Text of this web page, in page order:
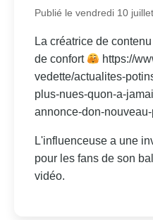
Publié le vendredi 10
La créatrice de
de confort
https://
vedette/actualites-
plus-nues-quon-a-
annonce-don-
L'influenceuse a une
pour les fans de son
vidéo.